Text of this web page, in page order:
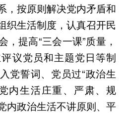
，按原则解决党内矛盾和
织生活制度，认真召开民
，提高“三会一课”质量，
议党员和主题党日等制
党誓词、党员过“政治生
内生活庄重、严肃、规
内政治生活不讲原则、平